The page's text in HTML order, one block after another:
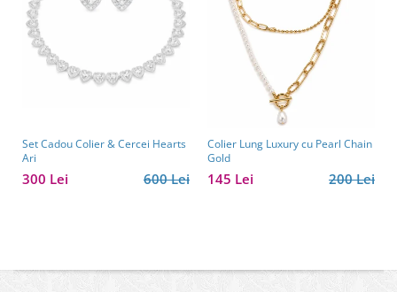
Set Cadou Colier & Cercei Hearts
Ari
600 Lei
300 Lei
Colier Lung Luxury cu Pearl Chain
Gold
200 Lei
145 Lei